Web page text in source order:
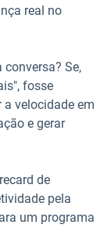
real no
Se,
fosse
a velocidade em
e gerar
de
pela
um programa